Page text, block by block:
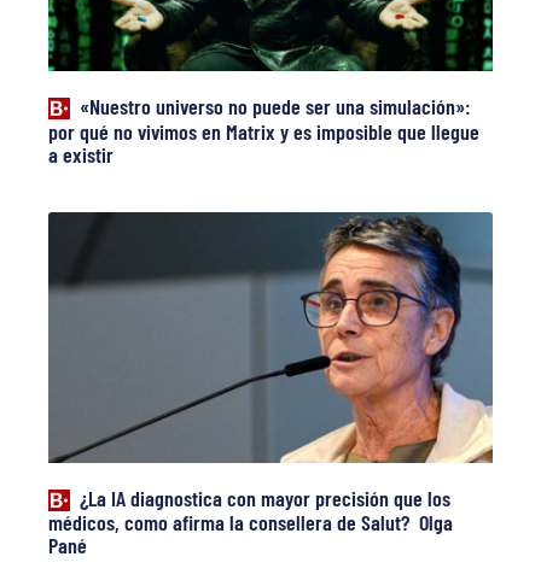
«Nuestro universo no puede ser una simulación»:
por qué no vivimos en Matrix y es imposible que llegue
a existir
¿La IA diagnostica con mayor precisión que los
médicos, como afirma la consellera de Salut? Olga
Pané